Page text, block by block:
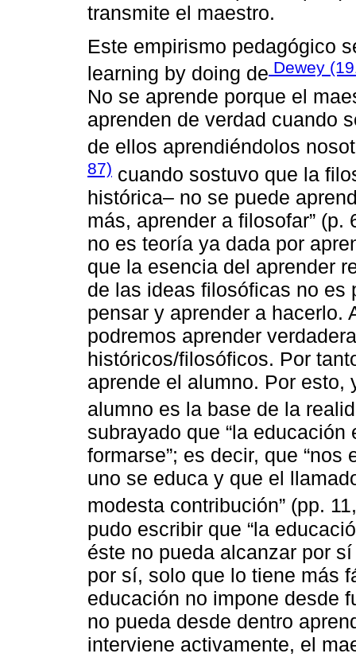
transmite el maestro.
Este empirismo pedagógico
learning by doing de Dewey
No se aprende porque el
aprenden de verdad cuando
de ellos aprendiéndolos
87) cuando sostuvo que la
histórica– no se puede
más, aprender a filosofar”
no es teoría ya dada por
que la esencia del aprender
de las ideas filosóficas no es
pensar y aprender a hacerlo.
podremos aprender
históricos/filosóficos. Por
aprende el alumno. Por esto,
alumno es la base de la
subrayado que “la
formarse”; es decir, que
uno se educa y que el
modesta contribución” (pp.
pudo escribir que “la
éste no pueda alcanzar por
por sí, solo que lo tiene más
educación no impone desde
no pueda desde dentro
interviene activamente, el